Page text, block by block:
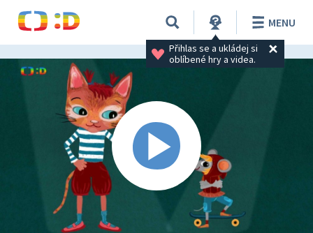
Přihlas se a ukládej si
oblíbené hry a videa.
MENU